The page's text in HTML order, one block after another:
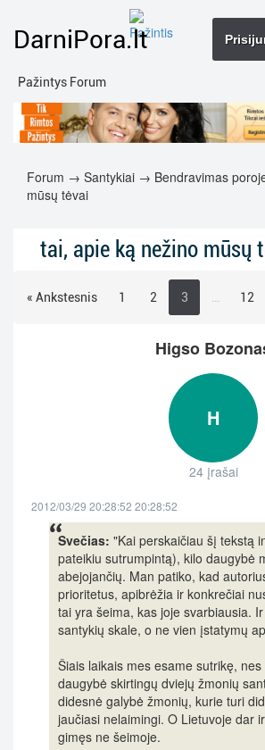
DarniPora.lt
Pažintys Forum
Forum → Santykiai → Bendravimas
mūsų tėvai
tai, apie ką nežino mūsų
« Ankstesnis 1 2 3 12
Higso
H
24 įrašai
2012/03/29 20:28:52 20:28:52
Svečias: "Kai perskaičiau šį tekstą
pateikiu sutrumpintą), kilo daugybė
abejojančių. Man patiko, kad
prioritetus, apibrėžia ir konkrečiai
tai yra šeima, kas joje svarbiausia.
santykių skale, o ne vien įstatymų
Šiais laikais mes esame sutrikę,
daugybė skirtingų dviejų žmonių
didesnė galybė žmonių, kurie turi
jaučiasi nelaimingi. O Lietuvoje dar
gimęs ne šeimoje.